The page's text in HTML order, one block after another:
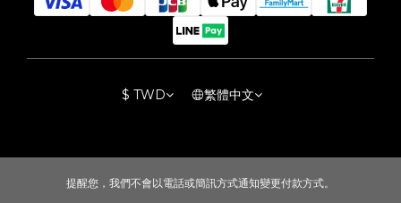
$ TWD 繁體中文
提醒您，我們不會以電話或簡訊方式通知變更付款方式。